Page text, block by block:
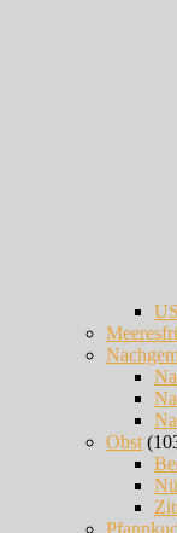
Obst